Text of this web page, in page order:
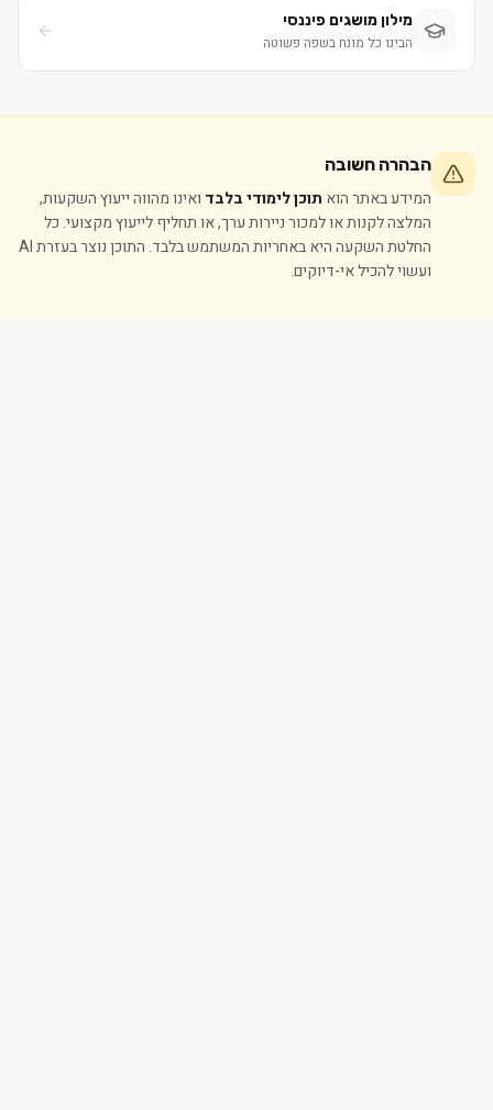
מילון מושגים פיננסי
הבינו כל מונח בשפה פשוטה
הבהרה חשובה
המידע באתר הוא תוכן לימודי בלבד ואינו מהווה ייעוץ השקעות,
המלצה לקנות או למכור ניירות ערך, או תחליף לייעוץ מקצועי. כל
החלטת השקעה היא באחריות המשתמש בלבד. התוכן נוצר בעזרת AI
ועשוי להכיל אי-דיוקים.